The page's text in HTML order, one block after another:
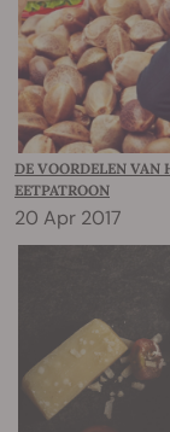
DE VOORDELEN VAN
EETPATROON
20 Apr 2017